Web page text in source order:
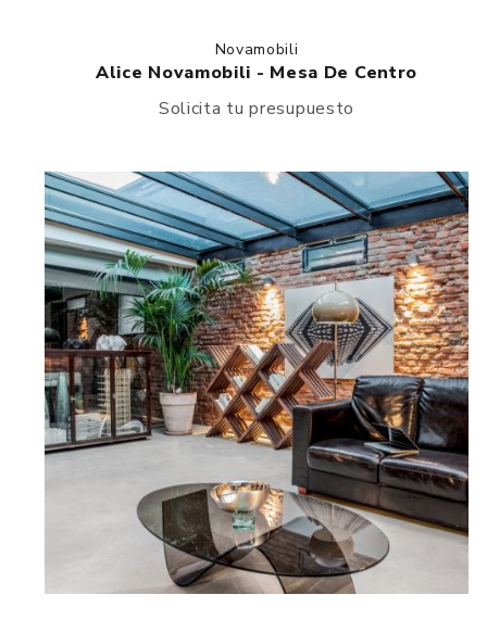
Novamobili
Alice Novamobili - Mesa De Centro
Solicita tu presupuesto